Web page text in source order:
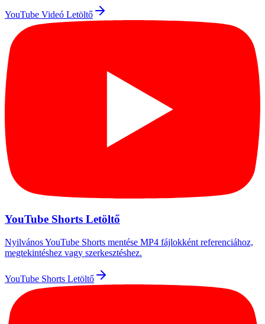
YouTube Videó Letöltő
YouTube Shorts Letöltő
Nyilvános YouTube Shorts mentése MP4 fájlokként referenciához,
megtekintéshez vagy szerkesztéshez.
YouTube Shorts Letöltő